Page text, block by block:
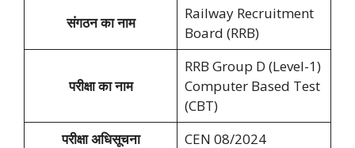
संगठन का नाम
Railway Recruitment
Board (RRB)
परीक्षा का नाम
RRB Group D (Level-1)
Computer Based Test
(CBT)
परीक्षा अधिसूचना
CEN 08/2024